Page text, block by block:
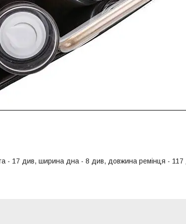
- 17 див, ширина дна - 8 див, довжина ремінця - 117